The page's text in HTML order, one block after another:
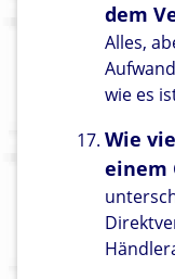
dem
Alles,
wie es
Wie
einem